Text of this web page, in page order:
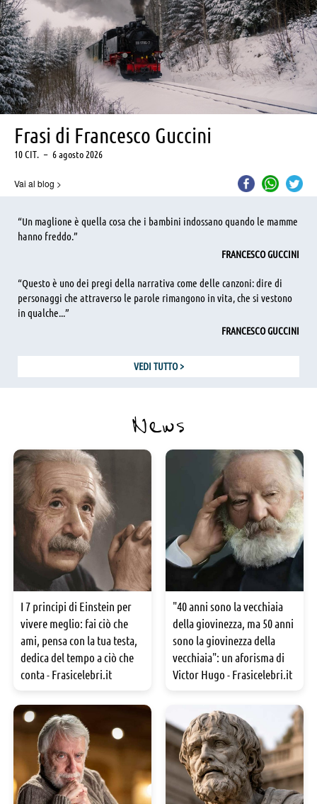
Frasi di Francesco Guccini
10 CIT. – 6 agosto 2026
Vai al blog >
“Un maglione è quella cosa che i bambini indossano quando le mamme
hanno freddo.”
FRANCESCO GUCCINI
“Questo è uno dei pregi della narrativa come delle canzoni: dire di
personaggi che attraverso le parole rimangono in vita, che si vestono
in qualche...”
FRANCESCO GUCCINI
VEDI TUTTO>
News
I 7 principi di Einstein per
vivere meglio: fai ciò che
ami, pensa con la tua testa,
dedica del tempo a ciò che
conta - Frasicelebri.it
"40 anni sono la vecchiaia
della giovinezza, ma 50 anni
sono la giovinezza della
vecchiaia": un aforisma di
Victor Hugo - Frasicelebri.it